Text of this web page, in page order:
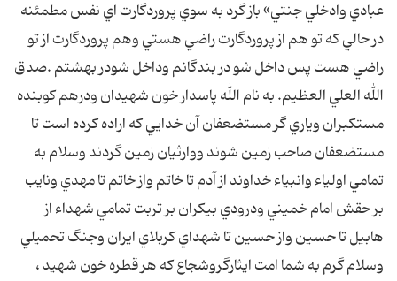
عبادي وادخلي جنتي» باز گرد به سوي پروردگارت اي نفس مطمئنه
در حالي كه تو هم از پروردگارت راضي هستي وهم پروردگارت از تو
راضي هست پس داخل شو در بندگانم وداخل شودر بهشتم .صدق
الله العلي العظيم. به نام الله پاسدار خون شهيدان ودرهم كوبنده
مستكبران وياري گر مستضعفان آن خدايي كه اراده كرده است تا
مستضعفان صاحب زمين شوند ووارثيان زمين گردند وسلام به
تمامي اولياء وانبياء خداوند از آدم تا خاتم واز خاتم تا مهدي ونايب
بر حقش امام خميني ودرودي بيكران بر تربت تمامي شهداء از
هابيل تا حسين واز حسين تا شهداي كربلاي ايران وجنگ تحميلي
وسلام گرم به شما امت ايثارگروشجاع كه هر قطره خون شهيد ،